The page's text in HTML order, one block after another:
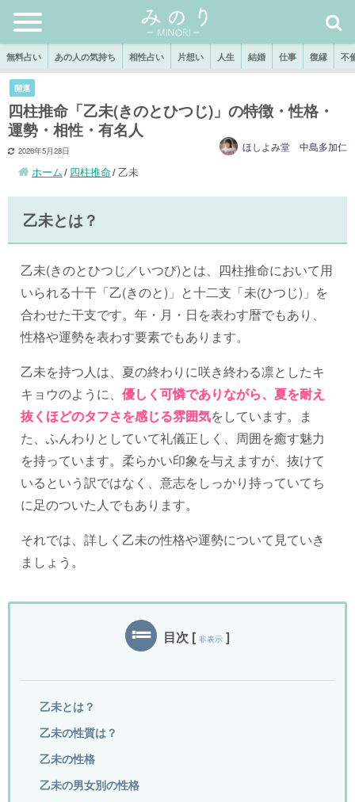
無料占い あの人の気持ち 相性占い 片想い 人生 結婚 仕事 復縁 不
開運
四柱推命「乙未(きのとひつじ)」の特徴・性格・
運勢・相性・有名人
2026年5月28日 ほしよみ堂 中島多加仁
ホーム 四柱推命 乙未
乙未とは？
乙未(きのとひつじ／いつび)とは、四柱推命において用
いられる十干「乙(きのと)」と十二支「未(ひつじ)」を
合わせた干支です。年・月・日を表わす暦でもあり、
性格や運勢を表わす要素でもあります。
乙未を持つ人は、夏の終わりに咲き終わる凛としたキ
キョウのように、 優しく可憐でありながら、夏を耐え
抜くほどのタフさを感じる雰囲気をしています。ま
た、ふんわりとしていて礼儀正しく、周囲を癒す魅力
を持っています。柔らかい印象を与えますが、抜けて
いるという訳ではなく、意志をしっかり持っていてち
に足のついた人でもあります。
それでは、詳しく乙未の性格や運勢について見ていき
ましょう。
目次 [ 非表示 ]
乙未とは？
乙未の性質は？
乙未の性格
乙未の男女別の性格